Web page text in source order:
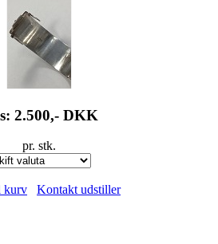
2.500,- DKK
pr. stk.
kurv Kontakt udstiller